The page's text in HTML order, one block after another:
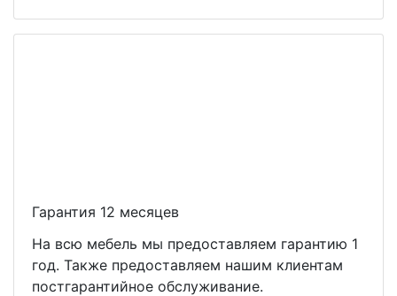
Гарантия 12 месяцев
На всю мебель мы предоставляем гарантию 1
год. Также предоставляем нашим клиентам
постгарантийное обслуживание.